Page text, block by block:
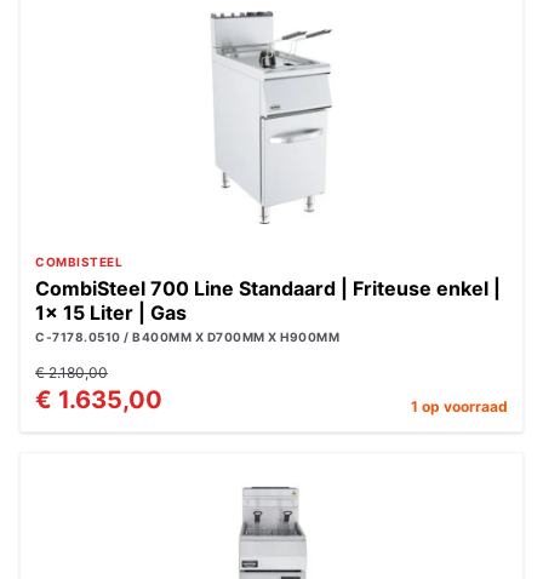
COMBISTEEL
CombiSteel 700 Line Standaard | Friteuse enkel |
1x 15 Liter | Gas
C-7178.0510 / B400MM X D700MM X H900MM
€ 2.180,00
€ 1.635,00 1 op voorraad